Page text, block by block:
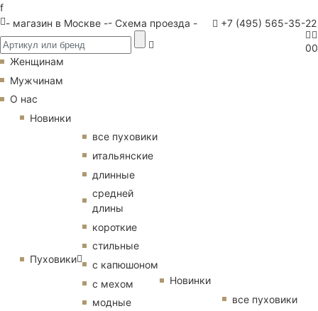
f
- магазин в Москве -- Схема проезда - +7 (495) 565-35-22
00
Женщинам
Мужчинам
О нас
Новинки
Пуховики
все пуховики
итальянские
длинные
средней
длины
короткие
стильные
с капюшоном
с мехом
модные
Новинки
все пуховики